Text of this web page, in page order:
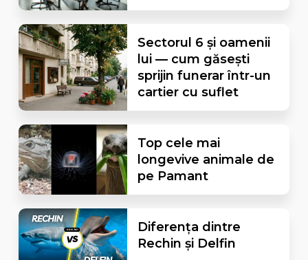
Sectorul 6 și oamenii
lui — cum găsești
sprijin funerar într-un
cartier cu suflet
Top cele mai
longevive animale de
pe Pamant
Diferența dintre
Rechin și Delfin